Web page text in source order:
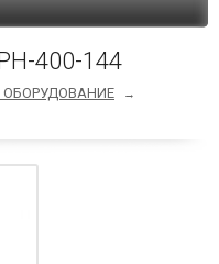
400-144
ОБОРУДОВАНИЕ →